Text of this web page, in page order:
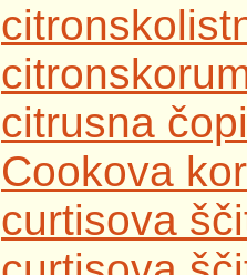
citrusna
Cookova
curtisova